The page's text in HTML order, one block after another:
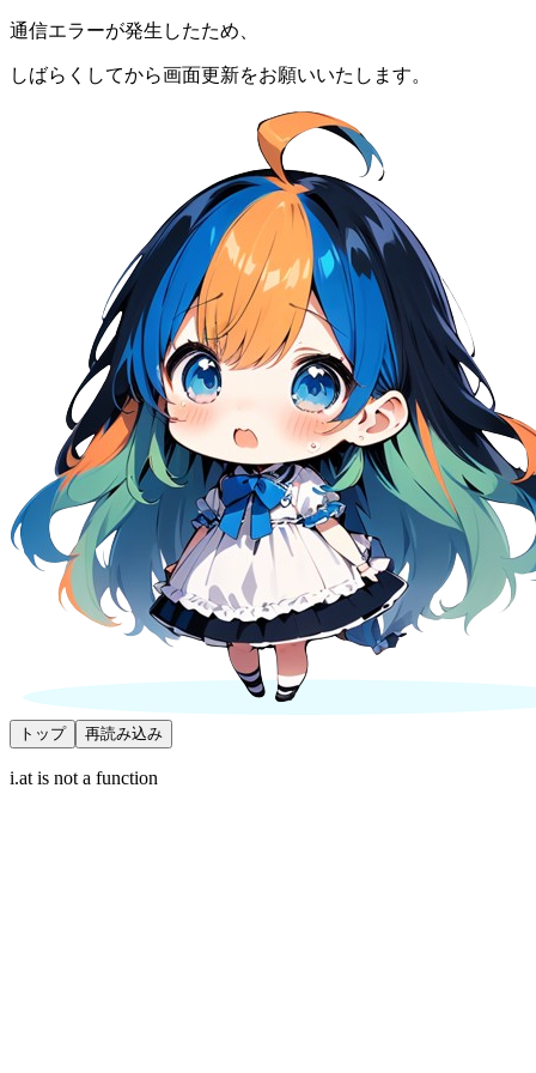
通信エラーが発生したため、
しばらくしてから画面更新をお願いいたします。
トップ 再読み込み
i.at is not a function